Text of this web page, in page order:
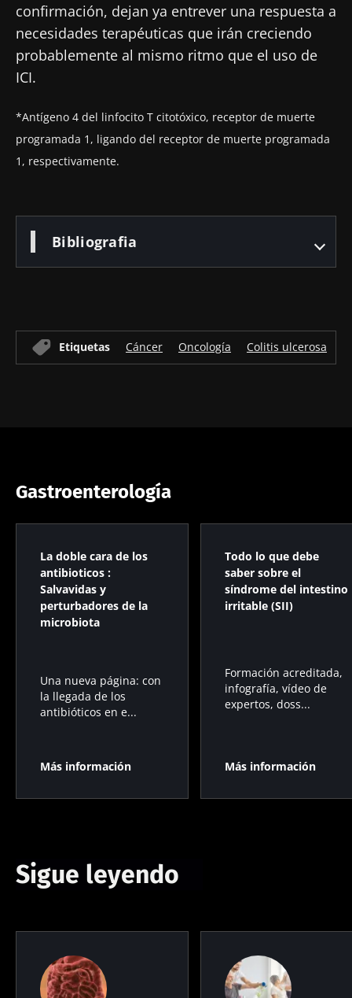
confirmación, dejan ya entrever una respuesta a
necesidades terapéuticas que irán creciendo
probablemente al mismo ritmo que el uso de
ICI.
*Antígeno 4 del linfocito T citotóxico, receptor de muerte
programada 1, ligando del receptor de muerte programada
1, respectivamente.
Bibliografia
Etiquetas Cáncer Oncología Colitis ulcerosa
Gastroenterología
La doble cara de los
antibioticos :
Salvavidas y
perturbadores de la
microbiota
Una nueva página: con
la llegada de los
antibióticos en e...
Más información
Todo lo que debe
saber sobre el
síndrome del intestino
irritable (SII)
Formación acreditada,
infografía, vídeo de
expertos, doss...
Más información
Sigue leyendo
Ser redirigido
Me gustaría registrarme para recibir más
He leído y acepto lascondiciones generales
de uso y la
política de protección de datos
del
Biocodex Microbiota Institute
BMI 20-35
* Campo obligatorio
BMI 20-35
23/07/2026
Influencia
reproductiva
Leer el
artículo
Microbiota
independiente
en el cáncer
colorrectal?
Leer el
artículo
Una
fortalece
músculos
Leer el
artículo